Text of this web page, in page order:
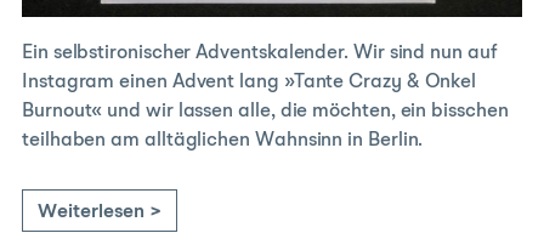
Ein selbstironischer Adventskalender. Wir sind nun auf
Instagram einen Advent lang »Tante Crazy & Onkel
Burnout« und wir lassen alle, die möchten, ein bisschen
teilhaben am alltäglichen Wahnsinn in Berlin.
Weiterlesen >